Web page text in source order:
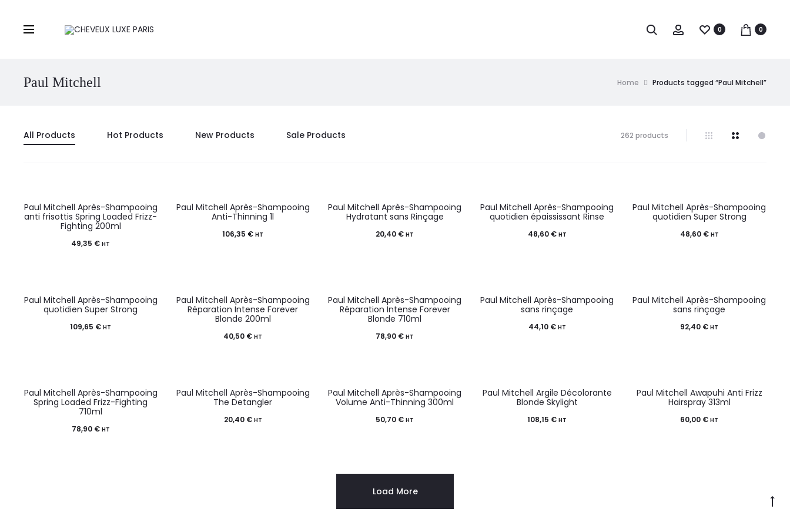
0 0
Paul Mitchell Home Products tagged “Paul Mitchell”
All Products Hot Products New Products Sale Products 262 products
Paul Mitchell Après-Shampooing
anti frisottis Spring Loaded Frizz-
Fighting 200ml
49,35 € HT
Paul Mitchell Après-Shampooing
Anti-Thinning 1l
106,35 € HT
Paul Mitchell Après-Shampooing
Hydratant sans Rinçage
20,40 € HT
Paul Mitchell Après-Shampooing
quotidien épaississant Rinse
48,60 € HT
Paul Mitchell Après-Shampooing
quotidien Super Strong
48,60 € HT
Paul Mitchell Après-Shampooing
quotidien Super Strong
109,65 € HT
Paul Mitchell Après-Shampooing
Réparation Intense Forever
Blonde 200ml
40,50 € HT
Paul Mitchell Après-Shampooing
Réparation Intense Forever
Blonde 710ml
78,90 € HT
Paul Mitchell Après-Shampooing
sans rinçage
44,10 € HT
Paul Mitchell Après-Shampooing
sans rinçage
92,40 € HT
Paul Mitchell Après-Shampooing
Spring Loaded Frizz-Fighting
710ml
78,90 € HT
Paul Mitchell Après-Shampooing
The Detangler
20,40 € HT
Paul Mitchell Après-Shampooing
Volume Anti-Thinning 300ml
50,70 € HT
Paul Mitchell Argile Décolorante
Blonde Skylight
108,15 € HT
Paul Mitchell Awapuhi Anti Frizz
Hairspray 313ml
60,00 € HT
Load More